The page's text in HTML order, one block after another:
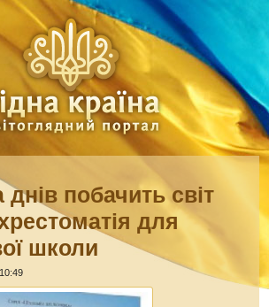
днів побачить світ
для
школи